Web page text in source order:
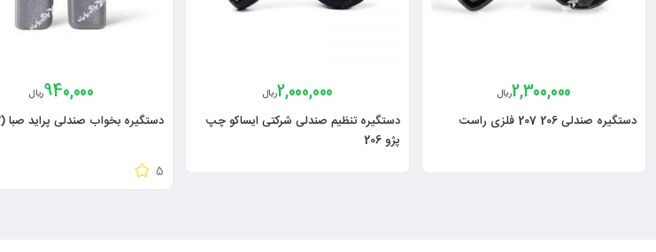
2,300,000ریال
دستگیره صندلی 206 207 فلزی راست
2,000,000ریال
دستگیره تنظیم صندلی شرکتی ایساکو چپ
پژو 206
940,000ریال
دستگیره بخواب صندلی پراید صبا (2 عددی)
5